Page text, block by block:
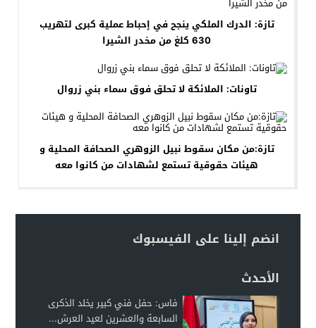
تازة: الدرك الملكي ينجح في إحباط عملية كبرى لتهريب
630 كلغ من مخدر الشيرا
تاونات: الملائكة لا تحلق فوق سماء بني زروال
تازة:من مكان سقوط نبيل الزوهري الصحافة المحلية و
هيئات حقوقية تستمع لشهادات من كانوا معه
انضم إلينا على الفيسبوك
الأحدث
فاس: حفل فني كبير يخلد الذكرى
السابعة والعشرين لعيد العرش...